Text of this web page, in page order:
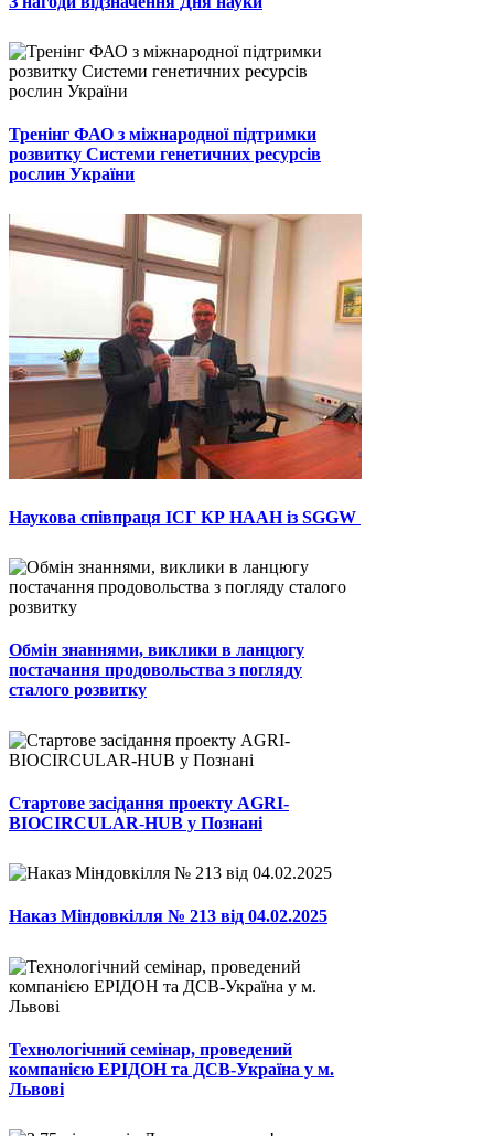
Тренінг ФАО з міжнародної підтримки
розвитку Системи генетичних ресурсів
рослин України
Наукова співпраця ІСГ КР НААН із SGGW
Обмін знаннями, виклики в ланцюгу
постачання продовольства з погляду
сталого розвитку
Стартове засідання проекту AGRI-
BIOCIRCULAR-HUB у Познані
Наказ Міндовкілля № 213 від 04.02.2025
Технологічний семінар, проведений
компанією ЕРІДОН та ДСВ-Україна у м.
Львові